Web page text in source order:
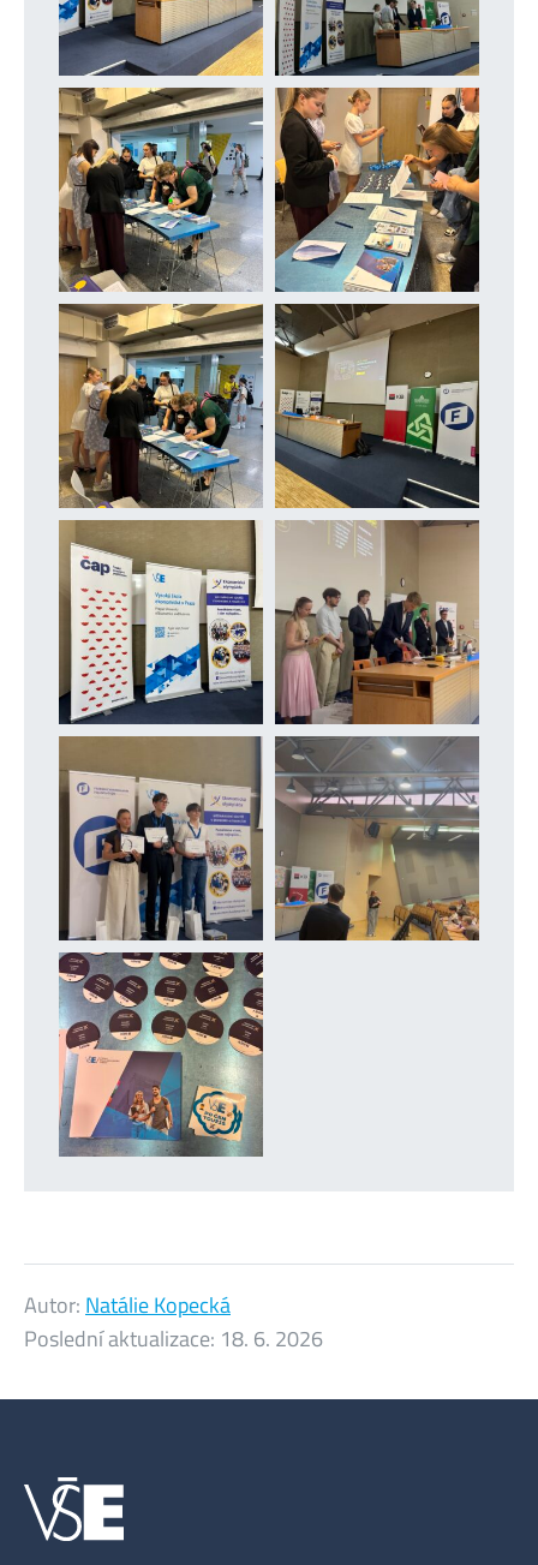
Autor: Natálie Kopecká
Poslední aktualizace: 18. 6. 2026